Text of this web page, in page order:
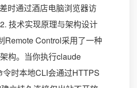
时通过酒店电脑浏览器访
技术实现原理与架构设计
Remote Control采用了一种
构。当你执行claude
令时本地CLI会通过HTTPS